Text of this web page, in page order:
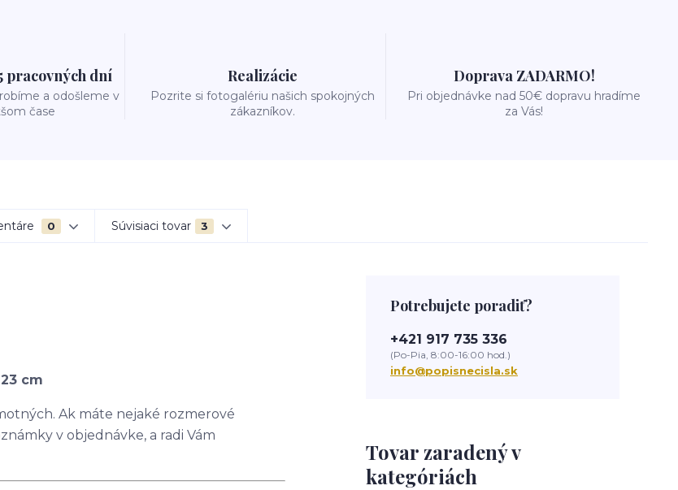
pracovných dní
a odošleme v
čase
Realizácie
Pozrite si fotogalériu našich spokojných
zákazníkov.
Doprava ZADARMO!
Pri objednávke nad 50€ dopravu hradíme
za Vás!
0 Súvisiaci tovar 3
cm
Ak máte nejaké rozmerové
v objednávke, a radi Vám
Tovar zaradený v
kategóriách
Potrebujete poradiť?
+421 917 735 336
(Po-Pia, 8:00-16:00 hod.)
info@popisnecisla.sk